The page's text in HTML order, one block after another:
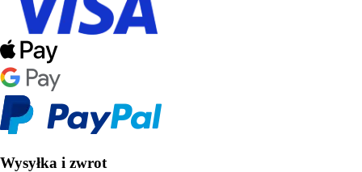
Wysyłka i zwrot